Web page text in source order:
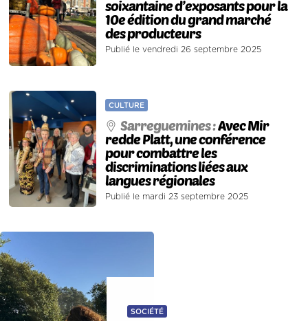
soixantaine d’exposants pour la
10e édition du grand marché
des producteurs
Publié le vendredi 26 septembre 2025
CULTURE
Sarreguemines :Avec Mir
redde Platt, une conférence
pour combattre les
discriminations liées aux
langues régionales
Publié le mardi 23 septembre 2025
SOCIÉTÉ